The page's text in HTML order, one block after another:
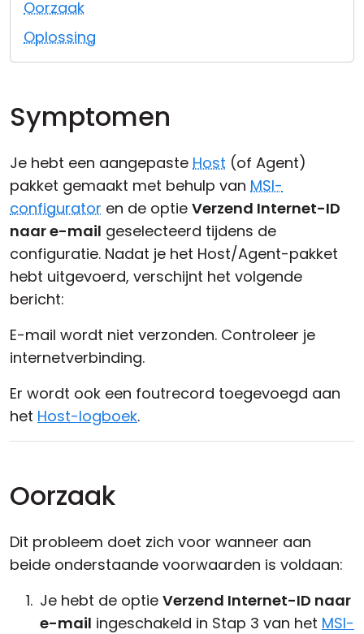
Oorzaak
Oplossing
Symptomen
Je hebt een aangepaste Host (of Agent)
pakket gemaakt met behulp van MSI-
configurator en de optie Verzend Internet-ID
naar e-mail geselecteerd tijdens de
configuratie. Nadat je het Host/Agent-pakket
hebt uitgevoerd, verschijnt het volgende
bericht:
E-mail wordt niet verzonden. Controleer je
internetverbinding.
Er wordt ook een foutrecord toegevoegd aan
het Host-logboek.
Oorzaak
Dit probleem doet zich voor wanneer aan
beide onderstaande voorwaarden is voldaan:
Je hebt de optie Verzend Internet-ID naar
e-mail ingeschakeld in Stap 3 van het MSI-
Cloud & On-Premise